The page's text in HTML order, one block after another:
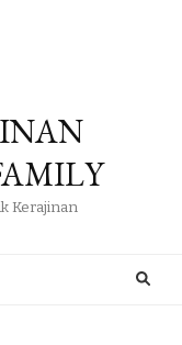
Kerajinan